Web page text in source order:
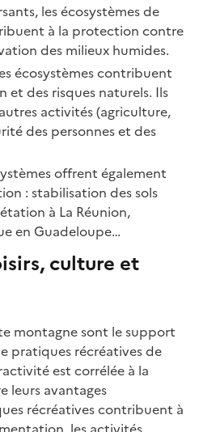
les écosystèmes de
à la protection contre
des milieux humides.
écosystèmes contribuent
et des risques naturels. Ils
activités (agriculture,
des personnes et des
offrent également
: stabilisation des sols
à La Réunion,
en Guadeloupe…
culture et
montagne sont le support
pratiques récréatives de
est corrélée à la
leurs avantages
récréatives contribuent à